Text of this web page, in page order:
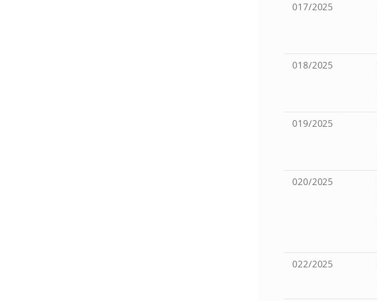
017/2025
018/2025
019/2025
020/2025
022/2025